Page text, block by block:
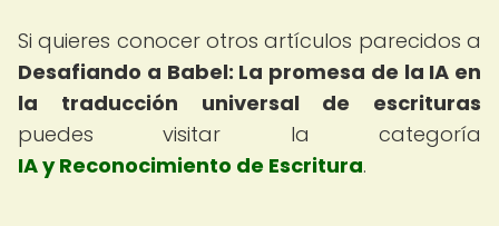
Si quieres conocer otros artículos parecidos a
Desafiando a Babel: La promesa de la IA en
la traducción universal de escrituras
puedes visitar la categoría
IA y Reconocimiento de Escritura.